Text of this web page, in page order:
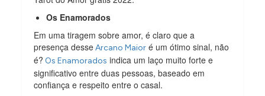
Os Enamorados
Em uma tiragem sobre amor, é claro que a
presença desseArcano Maior é um ótimo sinal, não
é? Os Enamorados indica um laço muito forte e
significativo entre duas pessoas, baseado em
confiança e respeito entre o casal.